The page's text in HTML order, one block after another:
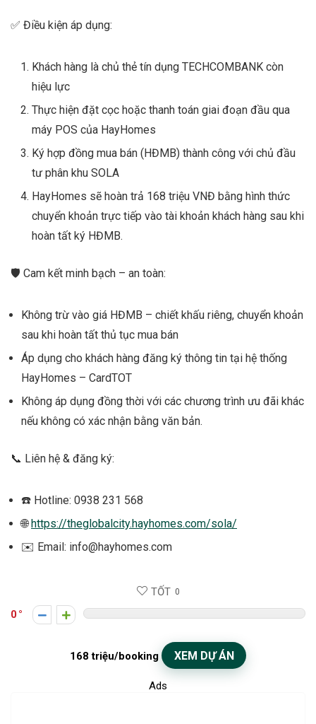
✅ Điều kiện áp dụng:
Khách hàng là chủ thẻ tín dụng TECHCOMBANK còn
hiệu lực
Thực hiện đặt cọc hoặc thanh toán giai đoạn đầu qua
máy POS của HayHomes
Ký hợp đồng mua bán (HĐMB) thành công với chủ đầu
tư phân khu SOLA
HayHomes sẽ hoàn trả 168 triệu VNĐ bằng hình thức
chuyển khoản trực tiếp vào tài khoản khách hàng sau khi
hoàn tất ký HĐMB.
🛡️ Cam kết minh bạch – an toàn:
Không trừ vào giá HĐMB – chiết khấu riêng, chuyển khoản
sau khi hoàn tất thủ tục mua bán
Áp dụng cho khách hàng đăng ký thông tin tại hệ thống
HayHomes – CardTOT
Không áp dụng đồng thời với các chương trình ưu đãi khác
nếu không có xác nhận bằng văn bản.
📞 Liên hệ & đăng ký:
☎️ Hotline: 0938 231 568
🌐 https://theglobalcity.hayhomes.com/sola/
✉️ Email: info@hayhomes.com
TỐT 0
0
168 triệu/booking XEM DỰ ÁN
Ads